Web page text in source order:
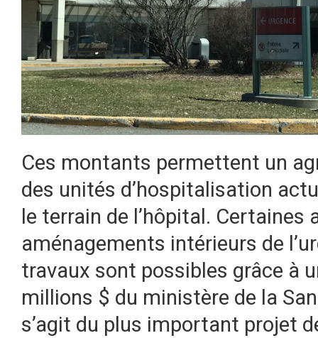
Ces montants permettent un
des unités d’hospitalisation
le terrain de l’hôpital. Certaines
aménagements intérieurs de
travaux sont possibles grâce à
millions $ du ministère de la
s’agit du plus important projet